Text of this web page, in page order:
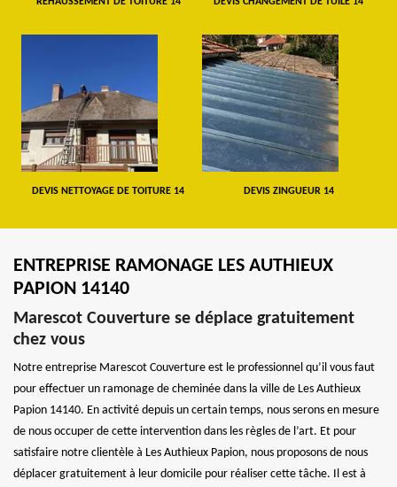
DEVIS NETTOYAGE DE TOITURE 14 DEVIS ZINGUEUR 14
ENTREPRISE RAMONAGE LES AUTHIEUX
PAPION 14140
Marescot Couverture se déplace gratuitement
chez vous
Notre entreprise Marescot Couverture est le professionnel qu’il vous faut
pour effectuer un ramonage de cheminée dans la ville de Les Authieux
Papion 14140. En activité depuis un certain temps, nous serons en mesure
de nous occuper de cette intervention dans les règles de l’art. Et pour
satisfaire notre clientèle à Les Authieux Papion, nous proposons de nous
déplacer gratuitement à leur domicile pour réaliser cette tâche. Il est à